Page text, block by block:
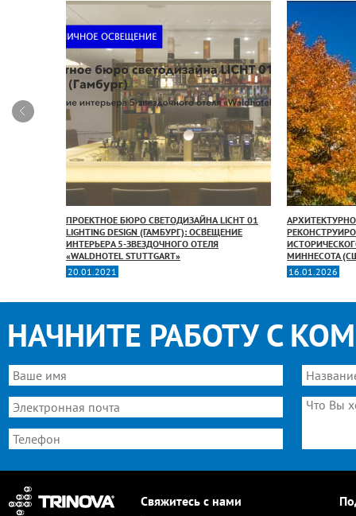
ПРОЕКТНОЕ БЮРО СВЕТОДИЗАЙНА LICHT 01
LIGHTING DESIGN (ГАМБУРГ): ОСВЕЩЕНИЕ
ИНТЕРЬЕРА 5-ЗВЕЗДОЧНОГО ОТЕЛЯ
«WALDHOTEL STUTTGART»
20.01.2021
МИННЕСОТА
16.01.2026
НАЧНИТЕ РАБОТУ С
Свяжитесь с нами